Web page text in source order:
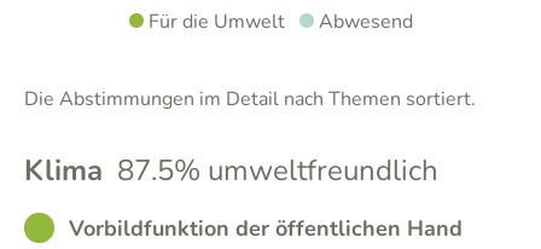
Für die Umwelt Abwesend
Die Abstimmungen im Detail nach Themen sortiert.
Klima 87.5% umweltfreundlich
GOODVorbildfunktion der öffentlichen Hand